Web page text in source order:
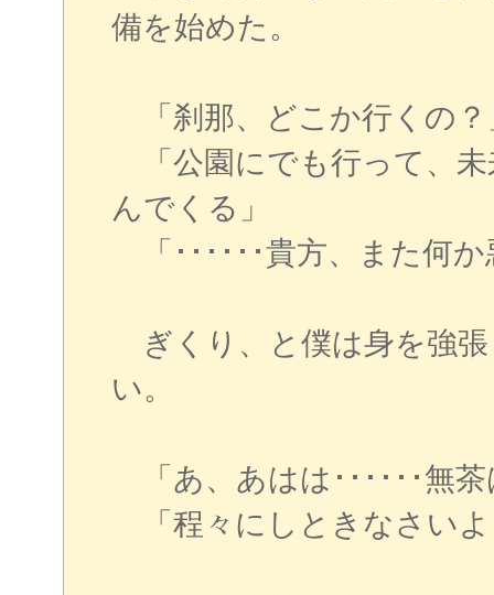
備を始めた。
「刹那、どこか行くの？
「公園にでも行って、未
んでくる」
「･･････貴方、また何
ぎくり、と僕は身を強
い。
「あ、あはは･･････無
「程々にしときなさいよ